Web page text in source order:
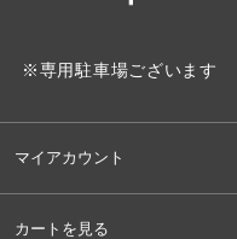
※専用駐車場ございます
マイアカウント
カートを見る